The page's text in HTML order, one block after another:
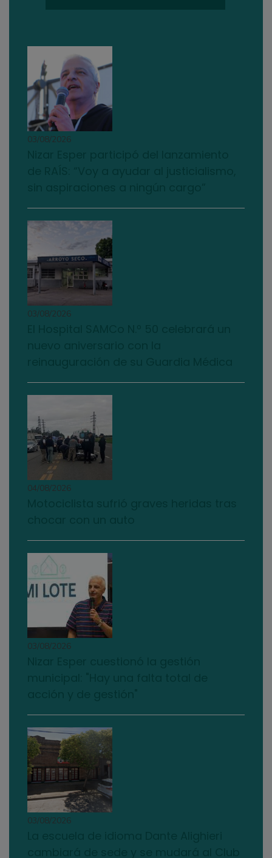
03/08/2026
03/08/2026
04/08/2026
03/08/2026
03/08/2026